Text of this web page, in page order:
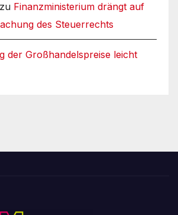
zu Finanzministerium drängt auf
des Steuerrechts
der Großhandelspreise leicht